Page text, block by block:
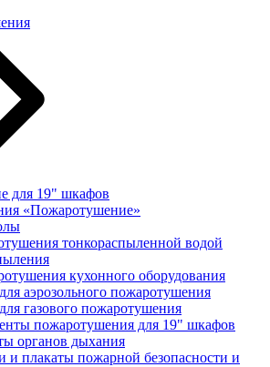
для 19" шкафов
«Пожаротушение»
тонкораспыленной водой
кухонного оборудования
аэрозольного пожаротушения
газового пожаротушения
пожаротушения для 19" шкафов
органов дыхания
и плакаты пожарной безопасности и